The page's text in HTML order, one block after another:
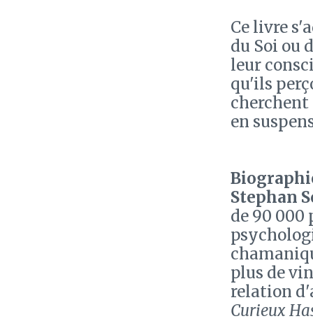
Ce livre
du Soi ou
leur
qu'ils
cherchent
en
Stephan
de 90 000
plus de
relation
Curieux